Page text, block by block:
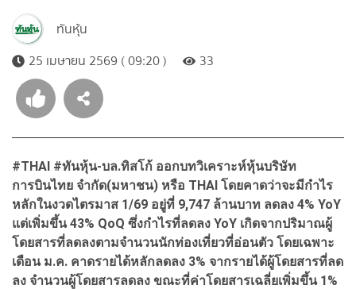
ทันหุ้น
25 เมษายน 2569 ( 09:20 )
33
#THAI #ทันหุ้น-บล.ทิสโก้ ออกบทวิเคราะห์หุ้นบริษัท
การบินไทย จำกัด(มหาชน) หรือ THAI โดยคาดว่าจะมีกำไร
หลักในงวดไตรมาส 1/69 อยู่ที่ 9,747 ล้านบาท ลดลง 4% YoY
แต่เพิ่มขึ้น 43% QoQ ซึ่งกำไรที่ลดลง YoY เกิดจากปริมาณผู้
โดยสารที่ลดลงตามจำนวนนักท่องเที่ยวที่อ่อนตัว โดยเฉพาะ
เดือน ม.ค. คาดรายได้หลักลดลง 3% จากรายได้ผู้โดยสารที่ลด
ลง จำนวนผู้โดยสารลดลง ขณะที่ค่าโดยสารเฉลี่ยเพิ่มขึ้น 1%